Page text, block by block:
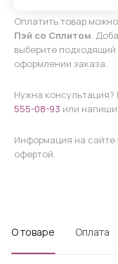
Оплатить товар
Пэй со Сплитом.
выберите
оформлении заказа.
Нужна
555-08-93 или
Информация на сайте
офертой.
О товаре Оплата